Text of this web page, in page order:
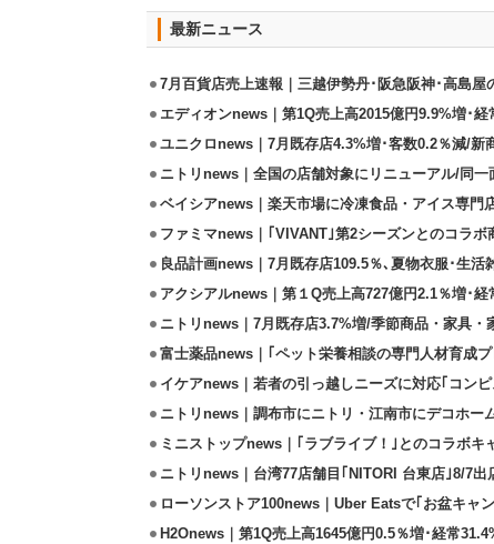
最新ニュース
7月百貨店売上速報｜三越伊勢丹･阪急阪神･高島屋
エディオンnews｜第1Q売上高2015億円9.9%増･経
ユニクロnews｜7月既存店4.3%増･客数0.2％減/新
ニトリnews｜全国の店舗対象にリニューアル/同一
ベイシアnews｜楽天市場に冷凍食品・アイス専門
ファミマnews｜｢VIVANT｣第2シーズンとのコラボ
良品計画news｜7月既存店109.5％､夏物衣服･生活
アクシアルnews｜第１Q売上高727億円2.1％増･経
ニトリnews｜7月既存店3.7%増/季節商品・家具・
富士薬品news｜｢ペット栄養相談の専門人材育成
イケアnews｜若者の引っ越しニーズに対応｢コン
ニトリnews｜調布市にニトリ・江南市にデコホー
ミニストップnews｜｢ラブライブ！｣とのコラボキ
ニトリnews｜台湾77店舗目｢NITORI 台東店｣8/7出
ローソンストア100news｜Uber Eatsで｢お盆キャ
H2Onews｜第1Q売上高1645億円0.5％増･経常